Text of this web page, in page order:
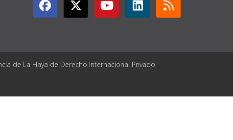
de La Haya de Derecho Internacional Privado